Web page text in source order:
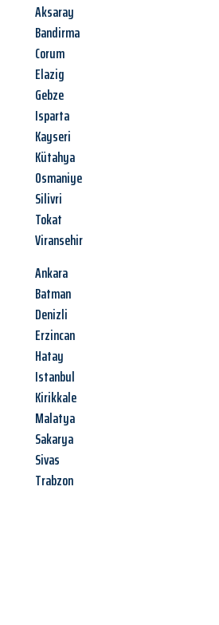
Aksaray
Bandirma
Corum
Elazig
Gebze
Isparta
Kayseri
Kütahya
Osmaniye
Silivri
Tokat
Viransehir
Ankara
Batman
Denizli
Erzincan
Hatay
Istanbul
Kirikkale
Malatya
Sakarya
Sivas
Trabzon